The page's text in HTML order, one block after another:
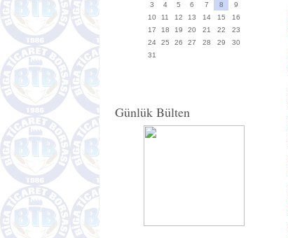
3
4 5 6 7 8
9
10
11 12 13 14 15
16
17
18 19 20 21 22
23
24
25 26 27 28 29
30
31
Günlük Bülten